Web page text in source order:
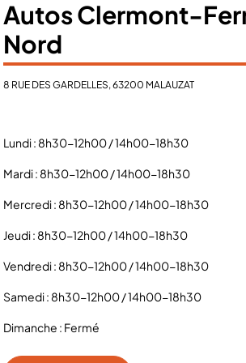
Autos Clermont-
Nord
8 RUE DES GARDELLES, 63200 MALAUZAT
Lundi : 8h30-12h00 / 14h00-18h30
Mardi : 8h30-12h00 / 14h00-18h30
Mercredi : 8h30-12h00 / 14h00-18h30
Jeudi : 8h30-12h00 / 14h00-18h30
Vendredi : 8h30-12h00 / 14h00-18h30
Samedi : 8h30-12h00 / 14h00-18h30
Dimanche : Fermé